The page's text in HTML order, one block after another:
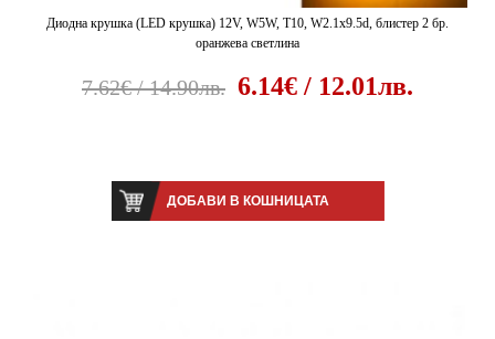
Диодна крушка (LED крушка) 12V, W5W, T10, W2.1x9.5d, блистер 2 бр.
оранжева светлина
7.62€ / 14.90лв. 6.14€ / 12.01лв.
ДОБАВИ В КОШНИЦАТА